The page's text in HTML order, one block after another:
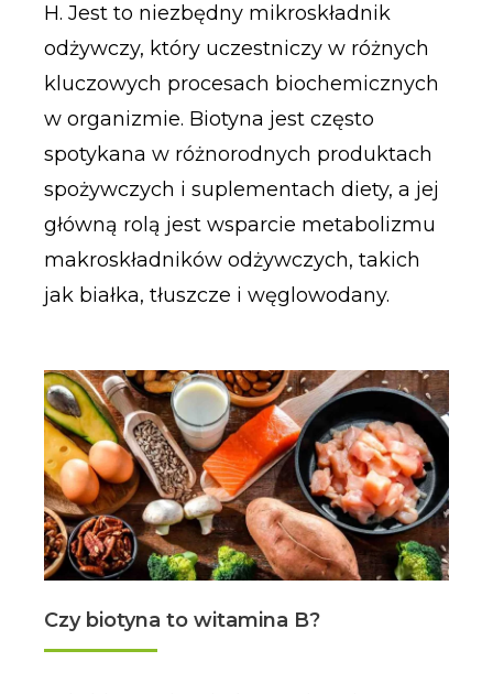
H. Jest to niezbędny mikroskładnik
odżywczy, który uczestniczy w różnych
kluczowych procesach biochemicznych
w organizmie. Biotyna jest często
spotykana w różnorodnych produktach
spożywczych i suplementach diety, a jej
główną rolą jest wsparcie metabolizmu
makroskładników odżywczych, takich
jak białka, tłuszcze i węglowodany.
Czy biotyna to witamina B?